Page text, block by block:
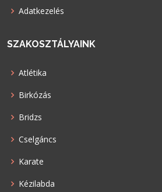
Adatkezelés
SZAKOSZTÁLYAINK
Atlétika
Birkózás
Bridzs
Cselgáncs
Karate
Kézilabda